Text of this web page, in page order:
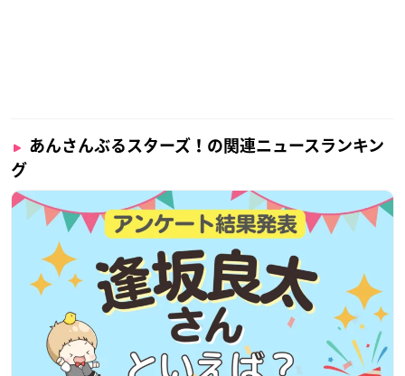
あんさんぶるスターズ！の関連ニュースランキン
グ